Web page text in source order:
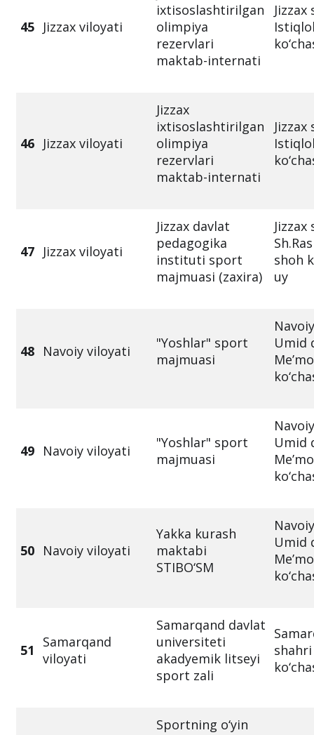
45 Jizzax viloyati
ixtisoslashtirilgan
olimpiya
rezervlari
maktab-internati
46 Jizzax viloyati
Jizzax
ixtisoslashtirilgan
olimpiya
rezervlari
maktab-internati
47 Jizzax viloyati
Jizzax davlat
pedagogika
instituti sport
majmuasi (zaxira)
shoh
uy
48 Navoiy viloyati
"Yoshlar" sport
majmuasi
Umid
49 Navoiy viloyati
"Yoshlar" sport
majmuasi
Umid
50 Navoiy viloyati
Yakka kurash
maktabi
STIBO‘SM
Umid
51
Samarqand
viloyati
Samarqand davlat
universiteti
akadyemik litseyi
sport zali
Sportning o‘yin